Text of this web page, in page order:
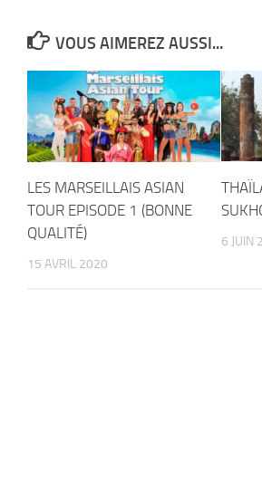
VOUS AIMEREZ AUSSI...
LES MARSEILLAIS ASIAN
TOUR EPISODE 1 (BONNE
QUALITÉ)
15 AVRIL 2020
6 JUIN